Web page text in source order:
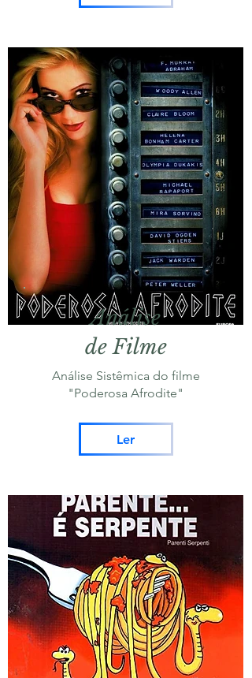
Análise
de Filme
Análise Sistêmica do filme
"Poderosa Afrodite"
Ler